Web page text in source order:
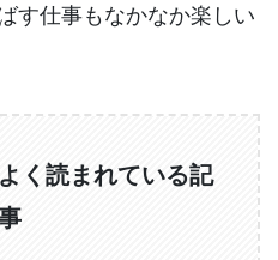
す仕事もなかなか楽しい
く読まれている記